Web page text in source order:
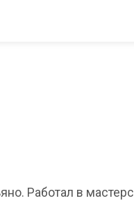
Работал в